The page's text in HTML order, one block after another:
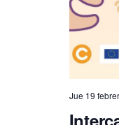
Jue 19